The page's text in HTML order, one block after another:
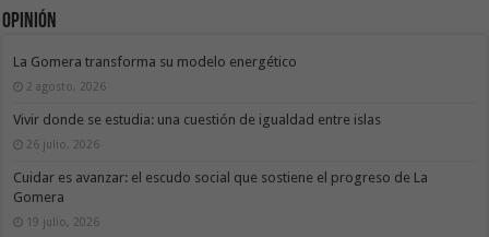
Opinión
La Gomera transforma su modelo energético
2 agosto, 2026
Vivir donde se estudia: una cuestión de igualdad entre islas
26 julio, 2026
Cuidar es avanzar: el escudo social que sostiene el progreso de La
Gomera
19 julio, 2026